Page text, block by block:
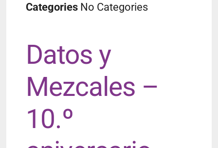
Categories No Categories
Datos y
Mezcales –
10.º